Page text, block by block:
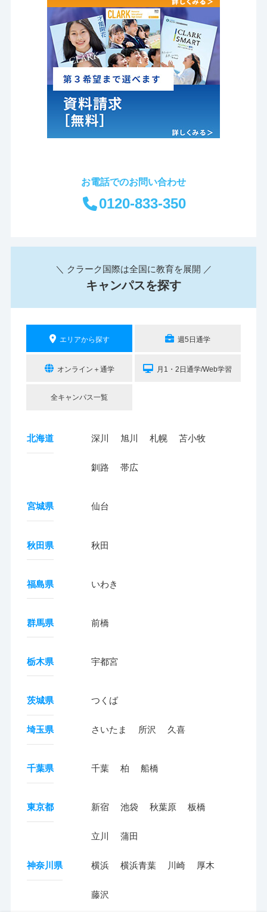
お電話でのお問い合わせ
0120-833-350
＼ クラーク国際は全国に教育を展開 ／
キャンパスを探す
エリアから探す 週5日通学
オンライン＋通学 月1・2日通学/Web学習
全キャンパス一覧
北海道 深川 旭川 札幌 苫小牧
釧路 帯広
宮城県 仙台
秋田県 秋田
福島県 いわき
群馬県 前橋
栃木県 宇都宮
茨城県 つくば
埼玉県 さいたま 所沢 久喜
千葉県 千葉 柏 船橋
東京都 新宿 池袋 秋葉原 板橋
立川 蒲田
神奈川県 横浜 横浜青葉 川崎 厚木
藤沢